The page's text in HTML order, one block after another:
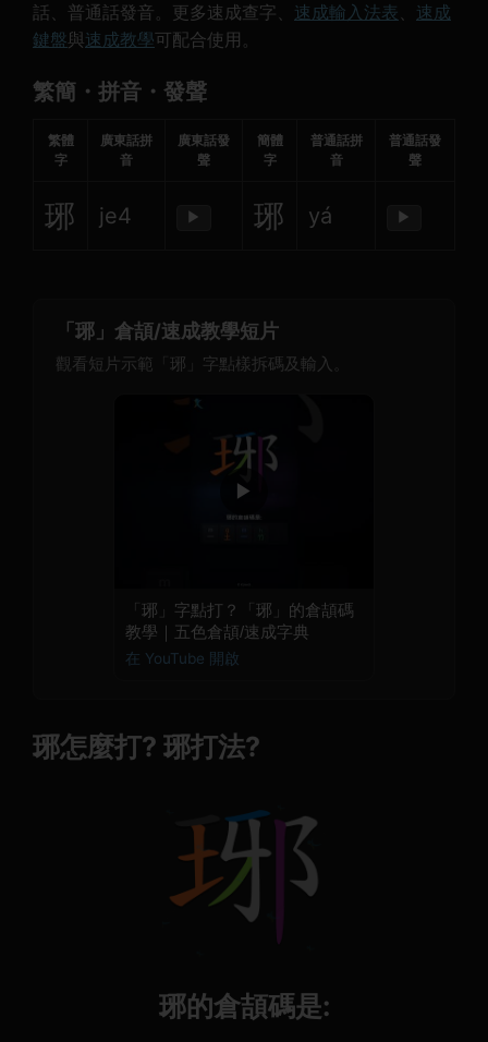
話、普通話發音。更多速成查字、 速成輸入法表、 速成
鍵盤與速成教學可配合使用。
繁簡・拼音・發聲
繁體
字
廣東話拼
音
廣東話發
聲
簡體
字
普通話拼
音
普通話發
聲
琊 je4 ▶ 琊 yá ▶
「琊」倉頡/速成教學短片
觀看短片示範「琊」字點樣拆碼及輸入。
▶
「琊」字點打？「琊」的倉頡碼
教學｜五色倉頡/速成字典
在 YouTube 開啟
琊怎麼打? 琊打法?
琊的倉頡碼是: